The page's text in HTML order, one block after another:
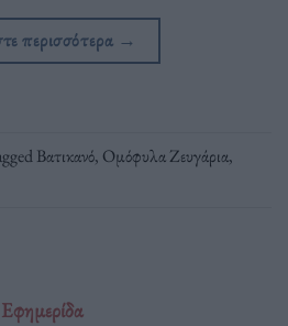
περισσότερα →
Βατικανό, Ομόφυλα Ζευγάρια,
Εφημερίδα